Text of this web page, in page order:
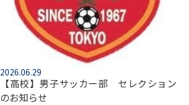
2026.06.29
【高校】男子サッカー部 セレクション
のお知らせ